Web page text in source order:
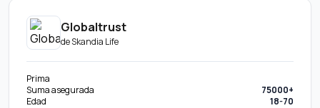
Globaltrust
deSkandia Life
Prima
Suma asegurada
75000+
Edad
18-70